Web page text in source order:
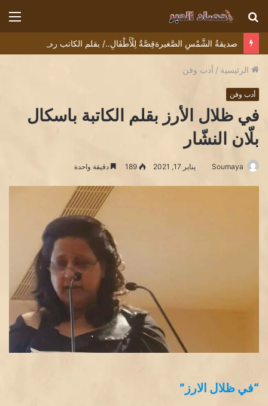
بحث
عن
صديقةُ الشَّمْسِ الصَّغيرةقِصَّةٌ لِلْأَطْفَالِ../ بقلم الكاتب رضا يونس
الرئيسية / أدب وفن
أدب وفن
في ظلال الأرز بقلم الكاتبة باسكال
بلّان النشّار
Soumaya يناير 17, 2021 189 دقيقة واحدة
“في ظلال الارز”